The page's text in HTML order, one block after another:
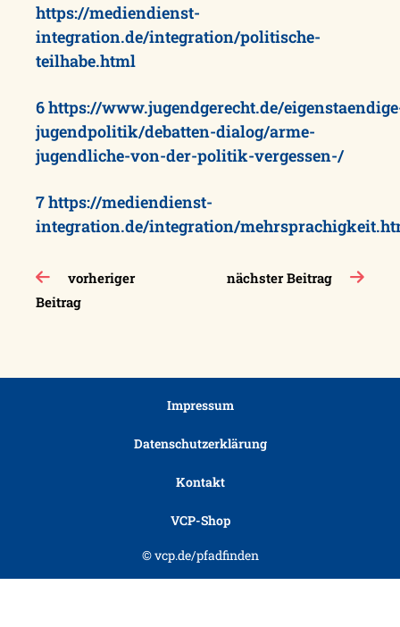
https://mediendienst-
integration.de/integration/politische-
teilhabe.html
6https://www.jugendgerecht.de/
jugendpolitik/debatten-dialog/arme-
jugendliche-von-der-politik-vergessen-/
7https://mediendienst-
integration.de/integration/
Beitragsnavigation
vorheriger
Beitrag
nächster Beitrag
Impressum
Datenschutzerklärung
Kontakt
VCP-Shop
© vcp.de/pfadfinden